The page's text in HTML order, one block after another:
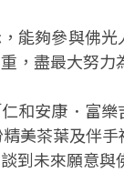
能夠參與佛
，盡最大努力
和安康．富
美茶葉及伴
到未來願意與